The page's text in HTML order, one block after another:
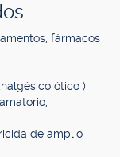
fármacos
ótico )
de amplio